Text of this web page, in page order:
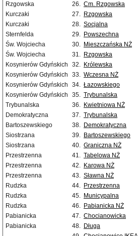
Rzgowska
26. Cm. Rzgowska
Kurczaki
27. Rzgowska
Kurczaki
28. Socjalna
Sternfelda
29. Powszechna
Św. Wojciecha
30. Mieszczańska NŻ
Św. Wojciecha
31. Rzgowska
Kosynierów Gdyńskich
32. Królewska
Kosynierów Gdyńskich
33. Wczesna NŻ
Kosynierów Gdyńskich
34. Łazowskiego
Kosynierów Gdyńskich
35. Trybunalska
Trybunalska
36. Kwietniowa NŻ
Demokratyczna
37. Trybunalska
Bartoszewskiego
38. Demokratyczna
Siostrzana
39. Bartoszewskiego
Siostrzana
40. Graniczna NŻ
Przestrzenna
41. Tabelowa NŻ
Przestrzenna
42. Karowa NŻ
Przestrzenna
43. Sławna NŻ
Rudzka
44. Przestrzenna
Rudzka
45. Municypalna
Rudzka
46. Pabianicka NŻ
Pabianicka
47. Chocianowicka
Pabianicka
48. Długa